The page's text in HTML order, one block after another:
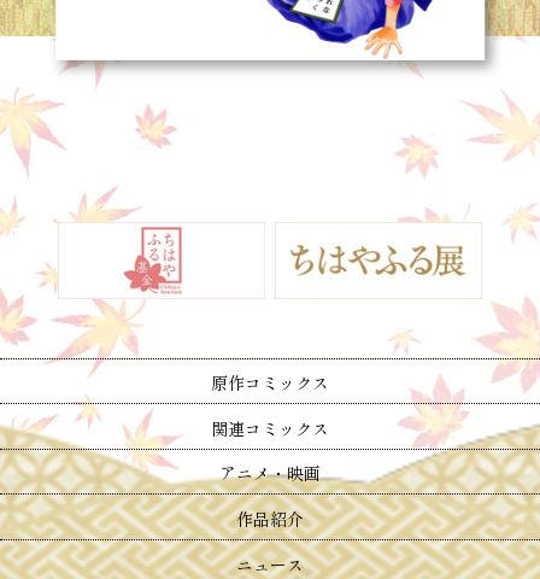
原作コミックス
関連コミックス
アニメ・映画
作品紹介
ニュース